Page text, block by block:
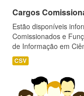
Cargos
Estão disponíveis
Comissionados e
de Informação em
CSV